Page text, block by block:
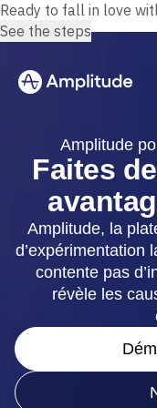
Plateforme
IA
Amplitude AI
AI Agents
Amplitude MCP
Agent Analytics
Analyse marketing
Solutions
Secteur
Services financiers
Ressources
Amplitude
Faites
Amplitude, la
d’expérimentation
contente pas
révèle les
Ready to fall in love
See the steps